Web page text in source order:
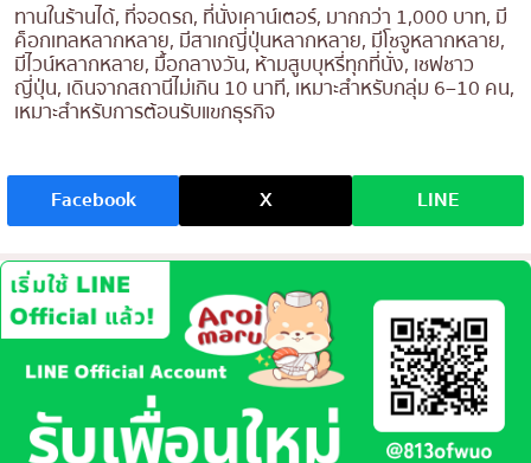
ทานในร้านได้, ที่จอดรถ, ที่นั่งเคาน์เตอร์, มากกว่า 1,000 บาท, มี
ค็อกเทลหลากหลาย, มีสาเกญี่ปุ่นหลากหลาย, มีโชจูหลากหลาย,
มีไวน์หลากหลาย, มื้อกลางวัน, ห้ามสูบบุหรี่ทุกที่นั่ง, เชฟชาว
ญี่ปุ่น, เดินจากสถานีไม่เกิน 10 นาที, เหมาะสำหรับกลุ่ม 6–10 คน,
เหมาะสำหรับการต้อนรับแขกธุรกิจ
Facebook X LINE